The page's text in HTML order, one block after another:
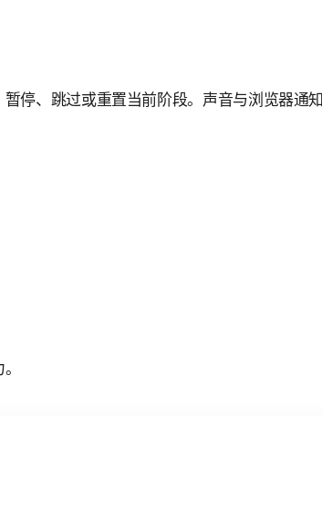
停、跳过或重置当前阶段。声音与浏览器通